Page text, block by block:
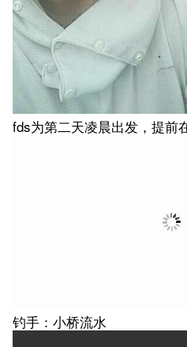
fds为第二天凌晨出发，提前
钓手：小桥流水